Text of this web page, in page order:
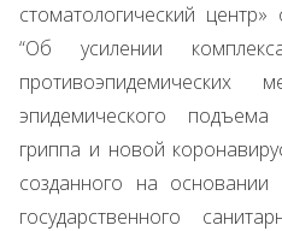
стоматологический
“Об усилении
эпидемического
гриппа и новой
созданного на основании
государственного